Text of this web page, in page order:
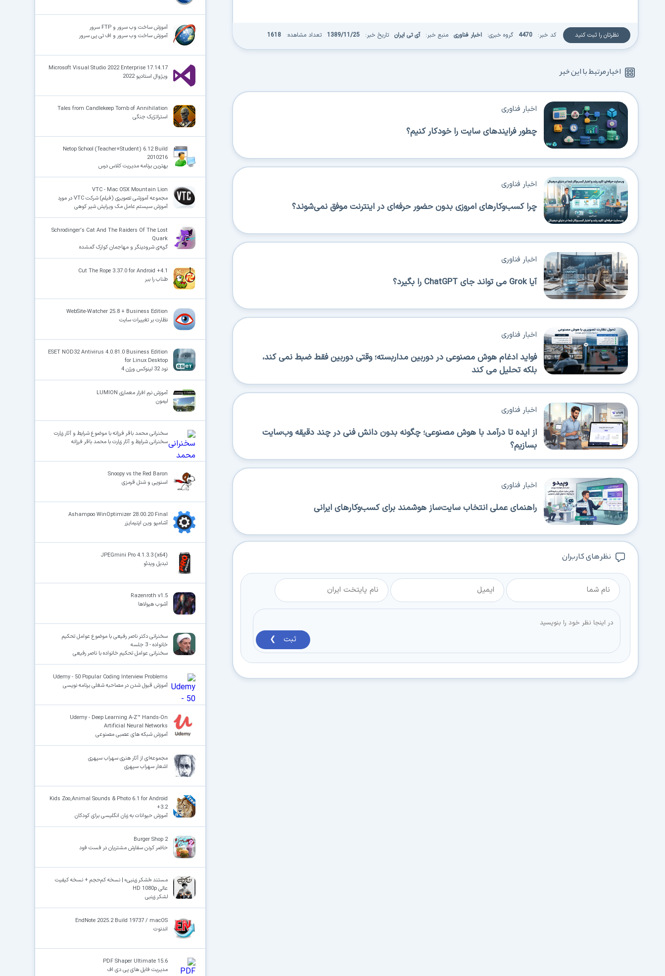
نظرتان را ثبت کنید کد خبر: 4470 گروه خبری: اخبار فناوری منبع خبر: آی تی ایران تاریخ خبر: 1389/11/25 تعداد مشاهده: 1618
اخبار مرتبط با این خبر
چطور فرایندهای سایت را خودکار کنیم؟
اخبار فناوری
چرا کسب‌وکارهای امروزی بدون حضور حرفه‌ای در اینترنت موفق نمی‌شوند؟
اخبار فناوری
آیا Grok می تواند جای ChatGPT را بگیرد؟
اخبار فناوری
فواید ادغام هوش مصنوعی در دوربین مداربسته؛ وقتی دوربین فقط ضبط نمی کند،
بلکه تحلیل می کند
اخبار فناوری
از ایده تا درآمد با هوش مصنوعی؛ چگونه بدون دانش فنی در چند دقیقه وب‌سایت
بسازیم؟
اخبار فناوری
راهنمای عملی انتخاب سایت‌ساز هوشمند برای کسب‌وکارهای ایرانی
اخبار فناوری
نظر های کاربران
ثبت ❯
آموزش ساخت وب سرور و FTP سرور
آموزش ساخت وب سرور و اف تی پی سرور
Microsoft Visual Studio 2022 Enterprise 17.14.17
ویژوال استادیو 2022
Tales from Candlekeep Tomb of Annihilation
استراتژیک جنگی
Netop School (Teacher+Student) 6.12 Build
2010216
بهترین برنامه مدیریت کلاس درس
VTC - Mac OSX Mountain Lion
مجموعه آموزشی تصویری (فیلم) شرکت VTC در مورد
آموزش سیستم عامل مک ویرایش شیر کوهی
Schrodinger's Cat And The Raiders Of The Lost
Quark
گربه‌ی شرودینگر و مهاجمان کوارک گمشده
Cut The Rope 3.37.0 for Android +4.1
طناب را ببر
WebSite-Watcher 25.8 + Business Edition
نظارت بر تغییرات سایت
ESET NOD32 Antivirus 4.0.81.0 Business Edition
for Linux Desktop
نود 32 لینوکس ورژن 4
آموزش نرم افزار معماری LUMION
لیمون
سخنرانی محمد باقر فرزانه با موضوع شرایط و آثار زیارت
سخنرانی شرایط و آثار زیارت با محمد باقر فرزانه
Snoopy vs the Red Baron
اسنوپی و شنل قرمزی
Ashampoo WinOptimizer 28.00.20 Final
آشامپو وین اپتیمایزر
JPEGmini Pro 4.1.3.3 (x64)
تبدیل ویدئو
Razenroth v1.5
آشوب هیولاها
سخنرانی دکتر ناصر رفیعی با موضوع عوامل تحکیم
خانواده - 3 جلسه
سخنرانی عوامل تحکیم خانواده با ناصر رفیعی
Udemy - 50 Popular Coding Interview Problems
آموزش قبول شدن در مصاحبه شغلی برنامه نویسی
Udemy - Deep Learning A-Z™ Hands-On
Artificial Neural Networks
آموزش شبکه های عصبی مصنوعی
مجموعه‌ای از آثار هنری سهراب سپهری
اشعار سهراب سپهری
Kids Zoo,Animal Sounds & Photo 6.1 for Android
+3.2
آموزش حیوانات به زبان انگلیسی برای کودکان
Burger Shop 2
حاضر کردن سفارش مشتریان در فست فود
مستند «لشکر زینبی» | نسخه کم‌حجم + نسخه کیفیت
عالی HD 1080p
لشکر زینبی
EndNote 2025.2 Build 19737 / macOS
اندنوت
PDF Shaper Ultimate 15.6
مدیریت فایل های پی دی اف